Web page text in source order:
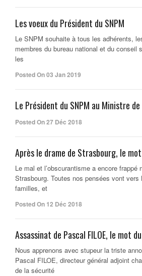
Les voeux du Président du SNPM
Le SNPM souhaite à tous les adhérents,
membres du bureau national et du conseil
les
Posted On 03 Jan 2019
Le Président du SNPM au Ministre
Posted On 27 Déc 2018
Après le drame de Strasbourg, le mot
Le mal et l’obscurantisme a encore frappé
Strasbourg. Toutes nos pensées vont
familles, et
Posted On 12 Déc 2018
Assassinat de Pascal FILOE, le mot
Nous apprenons avec stupeur la triste
Pascal FILOE, directeur général adjoint
de la sécurité